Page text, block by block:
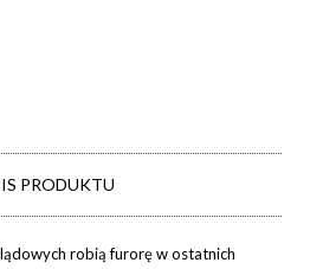
PRODUKTU
robią furorę w ostatnich